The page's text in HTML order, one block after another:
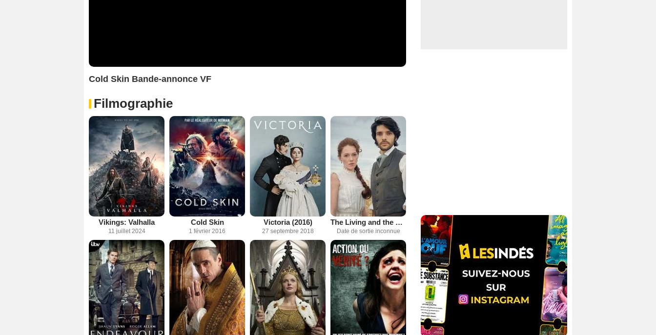
Cold Skin Bande-annonce VF
Filmographie
Vikings: Valhalla
11 juillet 2024
Cold Skin
1 février 2016
Victoria (2016)
27 septembre 2018
The Living and the Dead
Date de sortie inconnue